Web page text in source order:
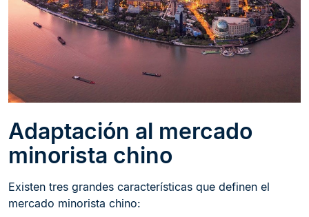
Adaptación al mercado
minorista chino
Existen tres grandes características que definen el
mercado minorista chino: